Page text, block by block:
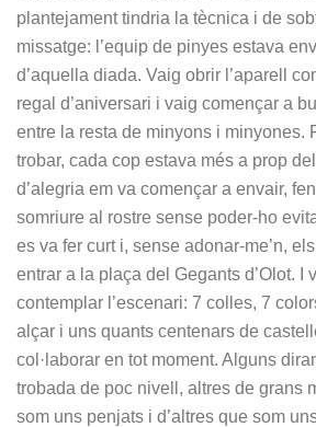
plantejament tindria la tècnica i de
missatge: l’equip de pinyes estava
d’aquella diada. Vaig obrir l’aparell
regal d’aniversari i vaig començar a
entre la resta de minyons i minyones.
trobar, cada cop estava més a prop
d’alegria em va començar a envair,
somriure al rostre sense poder-ho
es va fer curt i, sense adonar-me’n,
entrar a la plaça del Gegants d’Olot. I
contemplar l’escenari: 7 colles, 7
alçar i uns quants centenars de
col·laborar en tot moment. Alguns
trobada de poc nivell, altres de grans
som uns penjats i d’altres que som